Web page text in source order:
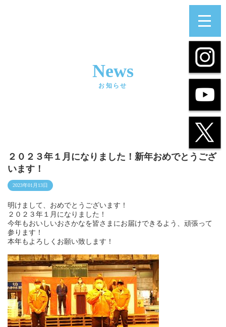
News
お知らせ
２０２３年１月になりました！新年おめでとうござ
います！
2023年01月13日
明けまして、おめでとうございます！
２０２３年１月になりました！
今年もおいしいおさかなを皆さまにお届けできるよう、頑張って
参ります！
本年もよろしくお願い致します！